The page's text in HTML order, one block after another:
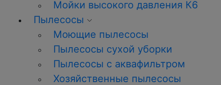
Мойки высокого давления К6
Пылесосы
Моющие пылесосы
Пылесосы сухой уборки
Пылесосы с аквафильтром
Хозяйственные пылесосы